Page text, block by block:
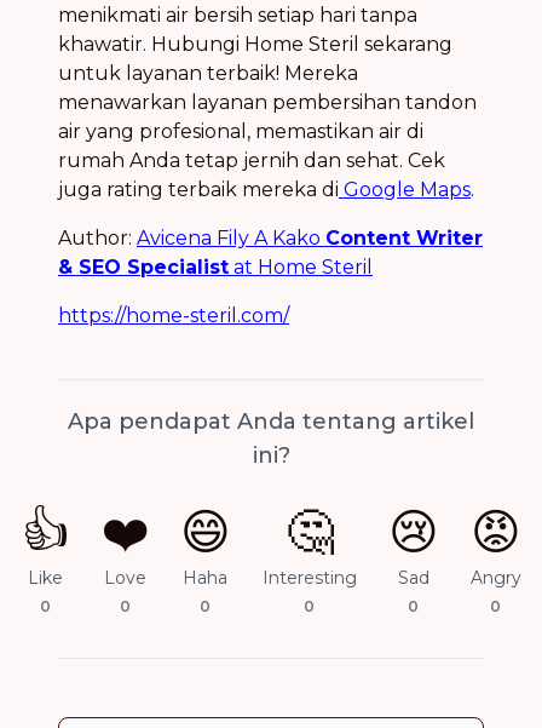
menikmati air bersih setiap hari tanpa
khawatir. Hubungi Home Steril sekarang
untuk layanan terbaik! Mereka
menawarkan layanan pembersihan tandon
air yang profesional, memastikan air di
rumah Anda tetap jernih dan sehat. Cek
juga rating terbaik mereka di Google Maps.
Author: Avicena Fily A Kako Content Writer
& SEO Specialist at Home Steril
https://home-steril.com/
Apa pendapat Anda tentang artikel
ini?
👍
Like
0
❤️
Love
0
😄
Haha
0
🤔
Interesting
0
😢
Sad
0
😡
Angry
0